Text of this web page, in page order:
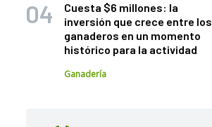
Cuesta $6 millones: la
inversión que crece entre los
ganaderos en un momento
histórico para la actividad
Ganadería